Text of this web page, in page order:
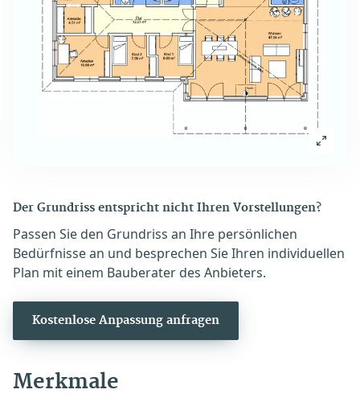
Der Grundriss entspricht nicht Ihren Vorstellungen?
Passen Sie den Grundriss an Ihre persönlichen
Bedürfnisse an und besprechen Sie Ihren individuellen
Plan mit einem Bauberater des Anbieters.
Kostenlose Anpassung anfragen
Merkmale